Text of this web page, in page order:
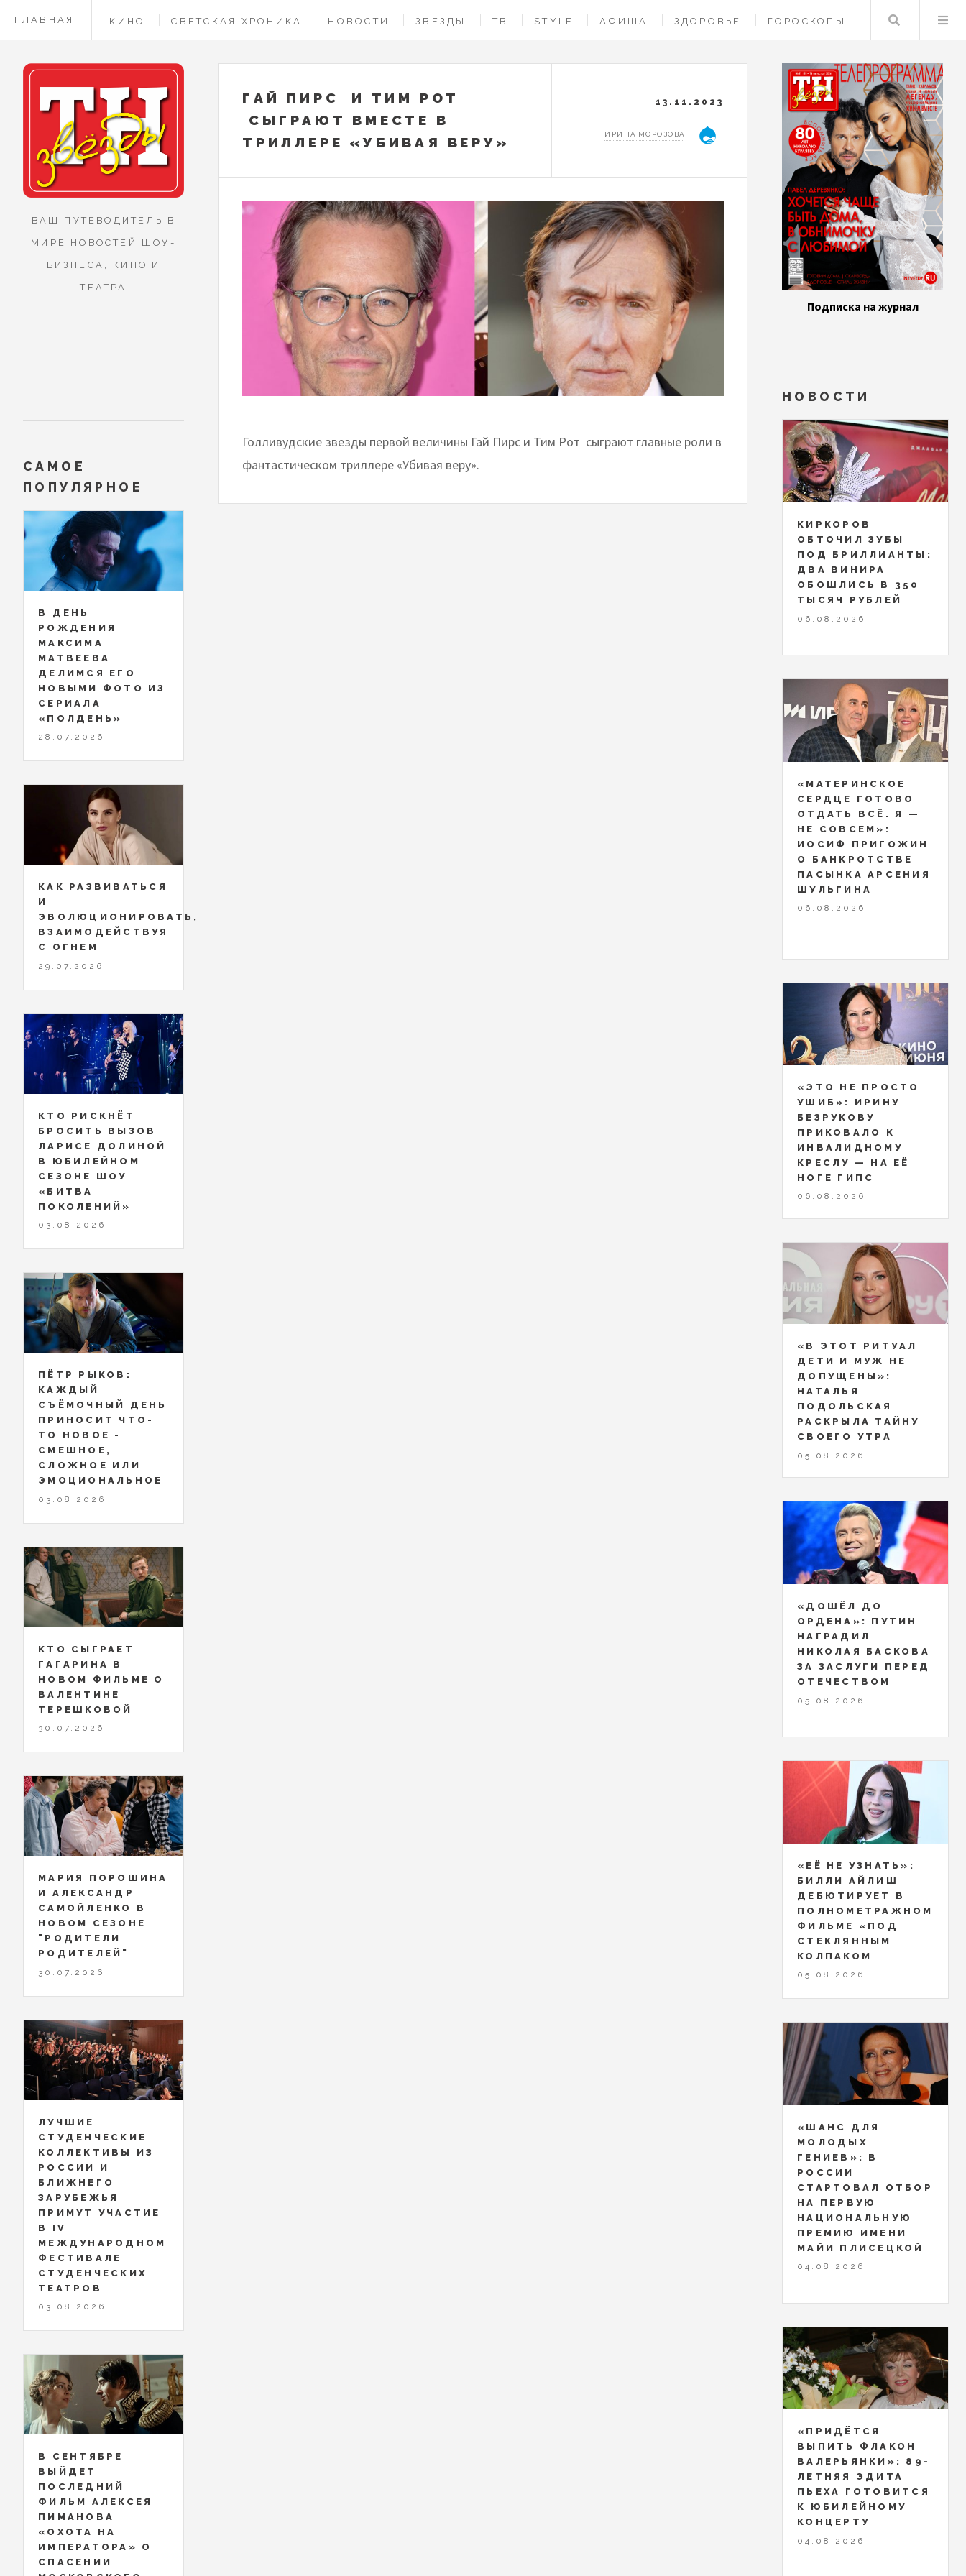
ГЛАВНАЯ КИНО СВЕТСКАЯ ХРОНИКА НОВОСТИ ЗВЕЗДЫ ТВ STYLE АФИША ЗДОРОВЬЕ ГОРОСКОПЫ
КОНТАКТЫ
Поиск
ГАЙ ПИРС И ТИМ РОТ
СЫГРАЮТ ВМЕСТЕ В
ТРИЛЛЕРЕ «УБИВАЯ ВЕРУ»
13.11.2023
ИРИНА МОРОЗОВА
Голливудские звезды первой величины Гай Пирс и Тим Рот сыграют главные роли в
фантастическом триллере «Убивая веру».
ВАШ ПУТЕВОДИТЕЛЬ В
МИРЕ НОВОСТЕЙ ШОУ-
БИЗНЕСА, КИНО И
ТЕАТРА
САМОЕ
ПОПУЛЯРНОЕ
В ДЕНЬ
РОЖДЕНИЯ
МАКСИМА
МАТВЕЕВА
ДЕЛИМСЯ ЕГО
НОВЫМИ ФОТО ИЗ
СЕРИАЛА
«ПОЛДЕНЬ»
28.07.2026
КАК РАЗВИВАТЬСЯ
И
ЭВОЛЮЦИОНИРОВАТЬ,
ВЗАИМОДЕЙСТВУЯ
С ОГНЕМ
29.07.2026
КТО РИСКНЁТ
БРОСИТЬ ВЫЗОВ
ЛАРИСЕ ДОЛИНОЙ
В ЮБИЛЕЙНОМ
СЕЗОНЕ ШОУ
«БИТВА
ПОКОЛЕНИЙ»
03.08.2026
ПЁТР РЫКОВ:
КАЖДЫЙ
СЪЁМОЧНЫЙ ДЕНЬ
ПРИНОСИТ ЧТО-
ТО НОВОЕ -
СМЕШНОЕ,
СЛОЖНОЕ ИЛИ
ЭМОЦИОНАЛЬНОЕ
03.08.2026
КТО СЫГРАЕТ
ГАГАРИНА В
НОВОМ ФИЛЬМЕ О
ВАЛЕНТИНЕ
ТЕРЕШКОВОЙ
30.07.2026
МАРИЯ ПОРОШИНА
И АЛЕКСАНДР
САМОЙЛЕНКО В
НОВОМ СЕЗОНЕ
"РОДИТЕЛИ
РОДИТЕЛЕЙ"
30.07.2026
ЛУЧШИЕ
СТУДЕНЧЕСКИЕ
КОЛЛЕКТИВЫ ИЗ
РОССИИ И
БЛИЖНЕГО
ЗАРУБЕЖЬЯ
ПРИМУТ УЧАСТИЕ
В IV
МЕЖДУНАРОДНОМ
ФЕСТИВАЛЕ
СТУДЕНЧЕСКИХ
ТЕАТРОВ
03.08.2026
В СЕНТЯБРЕ
ВЫЙДЕТ
ПОСЛЕДНИЙ
ФИЛЬМ АЛЕКСЕЯ
ПИМАНОВА
«ОХОТА НА
ИМПЕРАТОРА» О
СПАСЕНИИ
Подписка на журнал
НОВОСТИ
КИРКОРОВ
ОБТОЧИЛ ЗУБЫ
ПОД БРИЛЛИАНТЫ:
ДВА ВИНИРА
ОБОШЛИСЬ В 350
ТЫСЯЧ РУБЛЕЙ
06.08.2026
«МАТЕРИНСКОЕ
СЕРДЦЕ ГОТОВО
ОТДАТЬ ВСЁ. Я —
НЕ СОВСЕМ»:
ИОСИФ ПРИГОЖИН
О БАНКРОТСТВЕ
ПАСЫНКА АРСЕНИЯ
ШУЛЬГИНА
06.08.2026
«ЭТО НЕ ПРОСТО
УШИБ»: ИРИНУ
БЕЗРУКОВУ
ПРИКОВАЛО К
ИНВАЛИДНОМУ
КРЕСЛУ — НА ЕЁ
НОГЕ ГИПС
06.08.2026
«В ЭТОТ РИТУАЛ
ДЕТИ И МУЖ НЕ
ДОПУЩЕНЫ»:
НАТАЛЬЯ
ПОДОЛЬСКАЯ
РАСКРЫЛА ТАЙНУ
СВОЕГО УТРА
05.08.2026
«ДОШЁЛ ДО
ОРДЕНА»: ПУТИН
НАГРАДИЛ
НИКОЛАЯ БАСКОВА
ЗА ЗАСЛУГИ ПЕРЕД
ОТЕЧЕСТВОМ
05.08.2026
«ЕЁ НЕ УЗНАТЬ»:
БИЛЛИ АЙЛИШ
ДЕБЮТИРУЕТ В
ПОЛНОМЕТРАЖНОМ
ФИЛЬМЕ «ПОД
СТЕКЛЯННЫМ
КОЛПАКОМ
05.08.2026
«ШАНС ДЛЯ
МОЛОДЫХ
ГЕНИЕВ»: В
РОССИИ
СТАРТОВАЛ ОТБОР
НА ПЕРВУЮ
НАЦИОНАЛЬНУЮ
ПРЕМИЮ ИМЕНИ
МАЙИ ПЛИСЕЦКОЙ
04.08.2026
«ПРИДЁТСЯ
ВЫПИТЬ ФЛАКОН
ВАЛЕРЬЯНКИ»: 89-
ЛЕТНЯЯ ЭДИТА
ПЬЕХА ГОТОВИТСЯ
К ЮБИЛЕЙНОМУ
КОНЦЕРТУ
04.08.2026